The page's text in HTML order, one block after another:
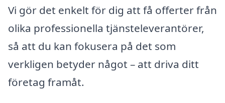
Vi gör det enkelt för dig att få offerter från
olika professionella tjänsteleverantörer,
så att du kan fokusera på det som
verkligen betyder något – att driva ditt
företag framåt.